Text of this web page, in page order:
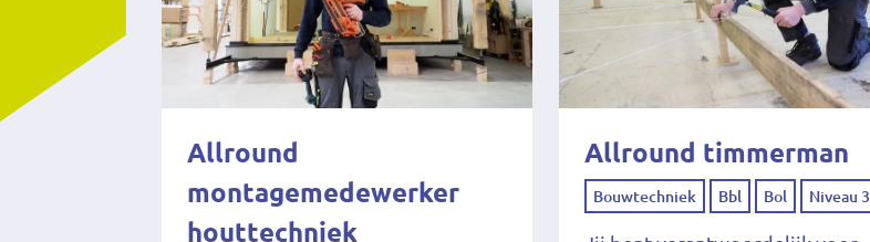
Allround
montagemedewerker
houttechniek
Allround timmerman
Bouwtechniek Bbl Bol Niveau 3